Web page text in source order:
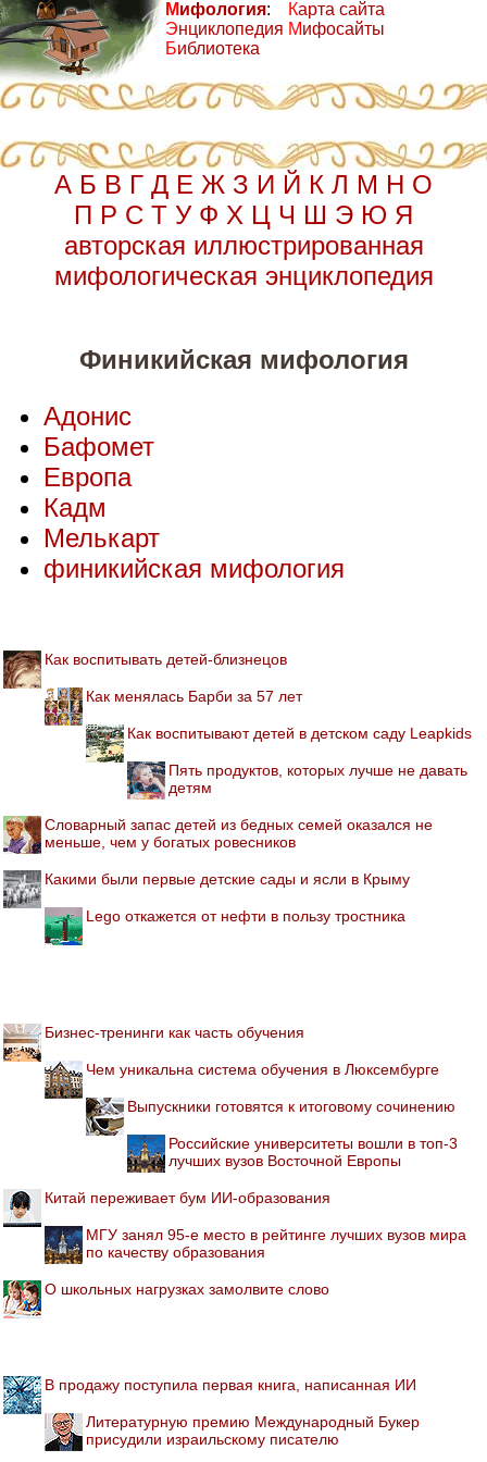
Мифология:
Энциклопедия
Библиотека
Карта сайта
Мифосайты
А Б В Г Д Е Ж З И Й К Л М Н О
П Р С Т У Ф Х Ц Ч Ш Э Ю Я
авторская иллюстрированная
мифологическая энциклопедия
Финикийская мифология
Адонис
Бафомет
Европа
Кадм
Мелькарт
финикийская мифология
Как воспитывать детей-близнецов
Как менялась Барби за 57 лет
Как воспитывают детей в детском саду Leapkids
Пять продуктов, которых лучше не давать
детям
Словарный запас детей из бедных семей оказался не
меньше, чем у богатых ровесников
Какими были первые детские сады и ясли в Крыму
Lego откажется от нефти в пользу тростника
Бизнес-тренинги как часть обучения
Чем уникальна система обучения в Люксембурге
Выпускники готовятся к итоговому сочинению
Российские университеты вошли в топ-3
лучших вузов Восточной Европы
Китай переживает бум ИИ-образования
МГУ занял 95-е место в рейтинге лучших вузов мира
по качеству образования
О школьных нагрузках замолвите слово
В продажу поступила первая книга, написанная ИИ
Литературную премию Международный Букер
присудили израильскому писателю